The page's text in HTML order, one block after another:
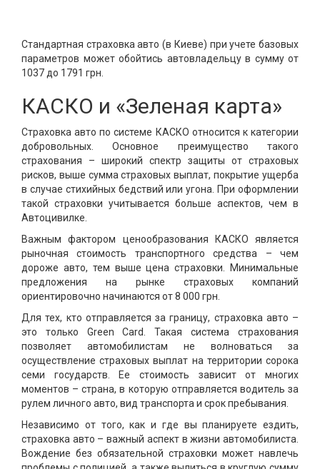
Стандартная страховка авто (в Киеве) при учете базовых
параметров может обойтись автовладельцу в сумму от
1037 до 1791 грн.
КАСКО и «Зеленая карта»
Страховка авто по системе КАСКО относится к категории
добровольных. Основное преимущество такого
страхования – широкий спектр защиты от страховых
рисков, выше сумма страховых выплат, покрытие ущерба
в случае стихийных бедствий или угона. При оформлении
такой страховки учитывается больше аспектов, чем в
Автоцивилке.
Важным фактором ценообразования КАСКО является
рыночная стоимость транспортного средства – чем
дороже авто, тем выше цена страховки. Минимальные
предложения на рынке страховых компаний
ориентировочно начинаются от 8 000 грн.
Для тех, кто отправляется за границу, страховка авто –
это только Green Card. Такая система страхования
позволяет автомобилистам не волноваться за
осуществление страховых выплат на территории сорока
семи государств. Ее стоимость зависит от многих
моментов – страна, в которую отправляется водитель за
рулем личного авто, вид транспорта и срок пребывания.
Независимо от того, как и где вы планируете ездить,
страховка авто – важный аспект в жизни автомобилиста.
Вождение без обязательной страховки может навлечь